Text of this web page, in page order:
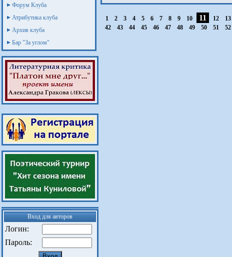
Форум Клуба
Атрибутика клуба
Архив клуба
Бар "За углом"
Вход для авторов
Логин:
Пароль:
1 2 3 4 5 6 7 8 9 10 11 12 13
42
43 44 45 46 47 48 49 50 51 52